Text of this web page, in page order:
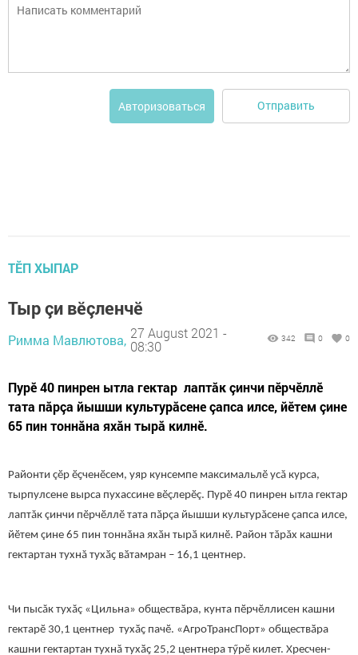
Авторизоваться Отправить
ТӖП ХЫПАР
Тыр çи вӗçленчӗ
Римма Мавлютова, 27 August 2021 -
08:30
342 0 0
Пурӗ 40 пинрен ытла гектар лаптăк çинчи пӗрчӗллӗ
тата пăрçа йышши культурăсене çапса илсе, йӗтем çине
65 пин тоннăна яхӑн тырӑ килнӗ.
Районти çӗр ӗҫченӗсем, уяр кунсемпе максимальлӗ усă курса,
тырпулсене вырса пухассине вӗçлерӗç. Пурӗ 40 пинрен ытла гектар
лаптăк çинчи пӗрчӗллӗ тата пăрçа йышши культурăсене çапса илсе,
йӗтем çине 65 пин тоннăна яхӑн тырӑ килнӗ. Район тăрăх кашни
гектартан тухнă тухӑҫ вӑтамран – 16,1 центнер.
Чи пысăк тухăç «Цильна» обществӑра, кунта пӗрчӗллисен кашни
гектарӗ 30,1 центнер тухӑҫ пачӗ. «АгроТрансПорт» обществӑра
кашни гектартан тухнă тухӑҫ 25,2 центнера тӳрӗ килет. Хресчен-